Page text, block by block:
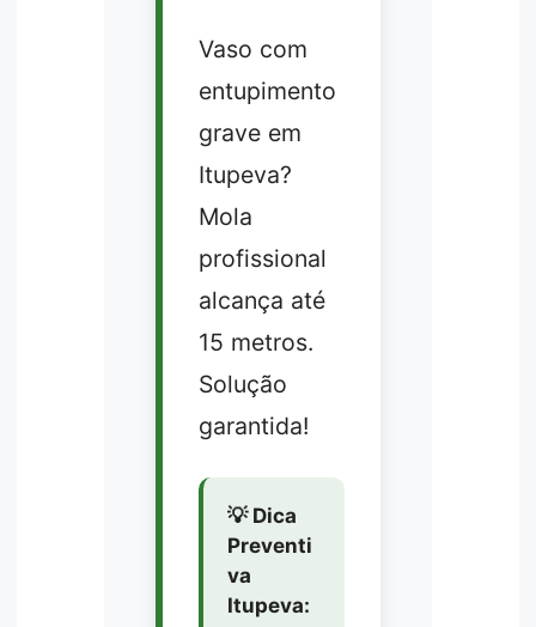
Vaso com
entupimento
grave em
Itupeva?
Mola
profissional
alcança até
15 metros.
Solução
garantida!
💡 Dica
Preventi
va
Itupeva: